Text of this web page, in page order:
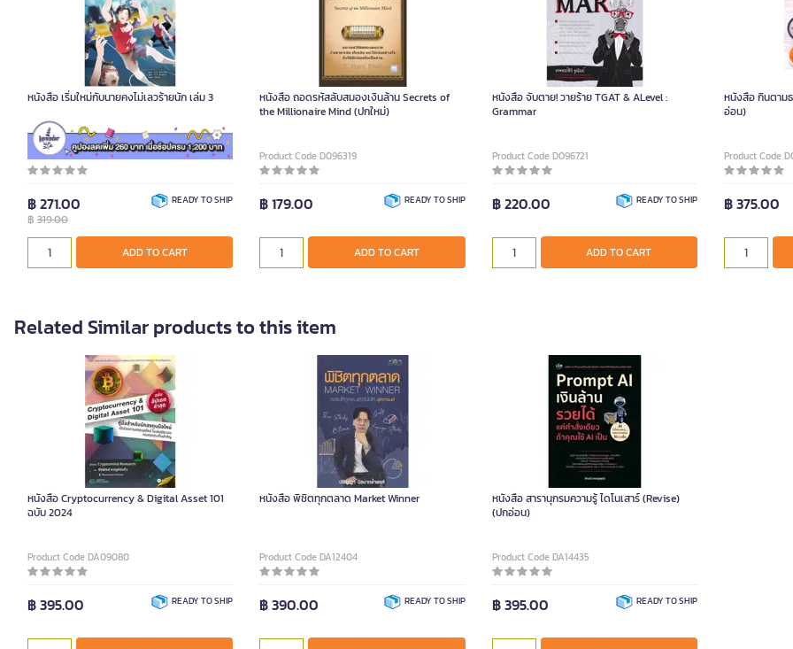
หนังสือ เริ่มใหม่กับนายคงไม่เลวร้ายนัก เล่ม 3
Add-on Deal
Product Code D097984
฿ 271.00
฿ 319.00
READY TO SHIP
ADD TO CART
หนังสือ ถอดรหัสลับสมองเงินล้าน Secrets of
the Millionaire Mind (ปกใหม่)
Product Code D096319
฿ 179.00 READY TO SHIP
ADD TO CART
หนังสือ จับตาย! วายร้าย TGAT & ALevel :
Grammar
Product Code D096721
฿ 220.00 READY TO SHIP
ADD TO CART
หนังสือ กินตาม
อ่อน)
Product Code
฿ 375.00
Related Similar products to this item
หนังสือ Cryptocurrency & Digital Asset 101
ฉบับ 2024
Product Code DA09080
฿ 395.00 READY TO SHIP
หนังสือ พิชิตทุกตลาด Market Winner
Product Code DA12404
฿ 390.00 READY TO SHIP
หนังสือ สารานุกรมความรู้ ไดโนเสาร์ (Revise)
(ปกอ่อน)
Product Code DA14435
฿ 395.00 READY TO SHIP